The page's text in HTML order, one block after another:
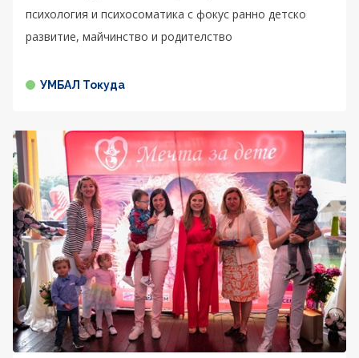
психология и психосоматика с фокус ранно детско
развитие, майчинство и родителство
УМБАЛ Токуда